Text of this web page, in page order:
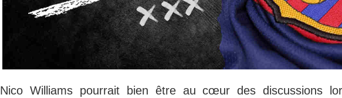
Nico Williams pourrait bien être au cœur des discussions